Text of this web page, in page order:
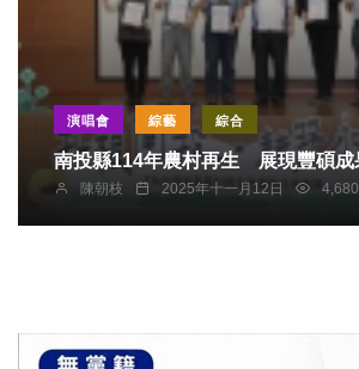
演唱會 綜藝 綜合
南投縣114年農村再生 展現豐碩成
陳朝枝 2025年十一月12日